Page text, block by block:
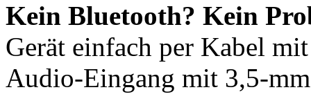
Kein Bluetooth? Kein
Gerät einfach per Kabel
Audio-Eingang mit 3,5-